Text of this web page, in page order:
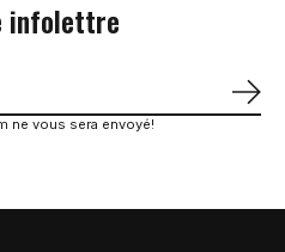
infolettre
ne vous sera envoyé!